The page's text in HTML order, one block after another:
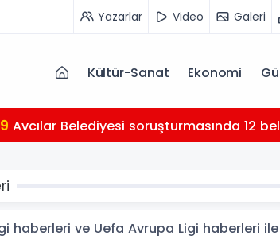
Yazarlar Video Galeri
Kültür-Sanat Ekonomi
Avcılar Belediyesi soruşturmasında 12
haberleri ve Uefa Avrupa Ligi haberleri